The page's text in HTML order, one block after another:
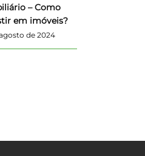
– Como
em imóveis?
de 2024